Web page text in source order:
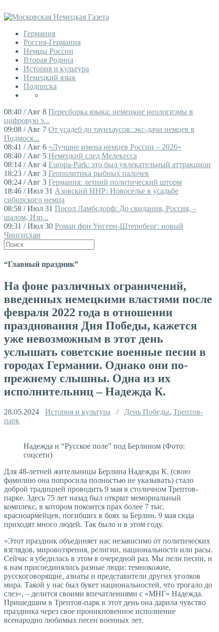
Германия
Россия-Германия
Немцы России
Вторая Родина
История и культура
Немецкий язык
Подписка
08:40 / Авг 8 Пересборка языка: немецкие неологизмы в
цифровую э...
09:08 / Авг 7 От усадеб до таунхаусов: экс-дачи немцев в
Подмоск...
08:41 / Авг 6 «Лучшие имена немцев России – 2026»
08:40 / Авг 5 Немецкий след Мелекесса
08:14 / Авг 4 Europa-Park: это был увлекательный аттракцион
18:23 / Авг 3 Геополитика рыбных палочек
08:24 / Авг 3 Германия: летний политический шторм
18:46 / Июл 31 Азовский ННР: Новоселье в усадьбе
сибирского немца
08:58 / Июл 31 Посол Ламбсдорф: До свидания, Россия, –
шалом, Изр...
09:31 / Июл 30 Роман фон Унгерн-Штернберг: новый
Чингисхан
“Главный праздник”
На фоне различных ограничений,
введенных немецкими властями после
февраля 2022 года в отношении
празднования Дня Победы, кажется
уже невозможным в этот день
услышать советские военные песни в
городах Германии. Однако они по-
прежнему слышны. Одна из их
исполнительниц – Надежда К.
28.05.2024 История и культура / День Победы, Трептов-
парк
Надежда и “Русское поле” под Берлином (Фото:
соцсети)
Для 48-летней жительницы Берлина Надежды К. (свою
фамилию она попросила полностью не указывать) стало
доброй традицией проводить 9 мая в столичном Трептов-
парке. Здесь 75 лет назад был открыт мемориальный
комплекс, в котором покоится прах более 7 тыс.
красноармейцев, погибших в боях за Берлин. 9 мая сюда
приходят много людей. Так было и в этом году.
«Этот праздник объединяет нас независимо от политических
взглядов, мировоззрения, религии, национальности или расы.
Сейчас я убедилась в этом в очередной раз. Мы пели песни, и
к нам присоединялись разные люди: темнокожие,
русскоговорящие, азиаты и представители других уголков
мира. Такой у нас был букет национальностей, что трогало до
слез», – делится своими впечатлениями с «МНГ» Надежда.
Пришедшим в Трептов-парк в этот день она дарила чувство
праздника через свое проникновенное исполнение
всенародно любимых песен военных лет.